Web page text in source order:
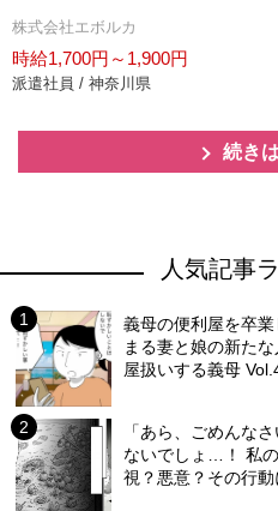
株式会社エボルカ
時給1,700円～1,900円
派遣社員 / 神奈川県
続き
人気記事
義母の便利屋を卒
まる妻と娘の新た
屋扱いする義母
「あら、ごめんな
ないでしょ…！ 私
視？悪意？その行